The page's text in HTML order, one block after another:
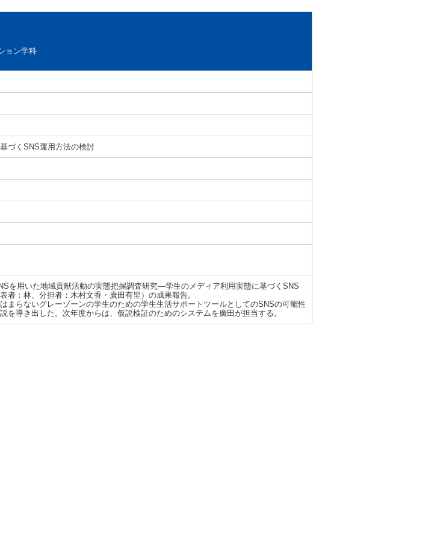
ョン学科
づくSNS運用方法の検討
を用いた地域貢献活動の実態把握調査研究―学生のメディア利用実態に基づくSNS
者：林、分担者：木村文香・廣田有里）の成果報告。
まらないグレーゾーンの学生のための学生生活サポートツールとしてのSNSの可能性
を導き出した。次年度からは、仮説検証のためのシステムを廣田が担当する。